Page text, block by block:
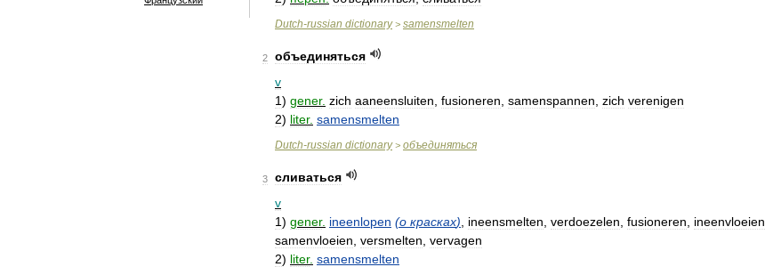
Dutch-russian dictionary> samensmelten
2
объединяться
v
1) gener. zich aaneensluiten fusioneren samenspannen zich verenigen
2) liter. samensmelten
Dutch-russian dictionary> объединяться
3
сливаться
v
1) gener. ineenlopen (о красках) ineensmelten verdoezelen fusioneren ineenvloeien
samenvloeien versmelten vervagen
2) liter. samensmelten